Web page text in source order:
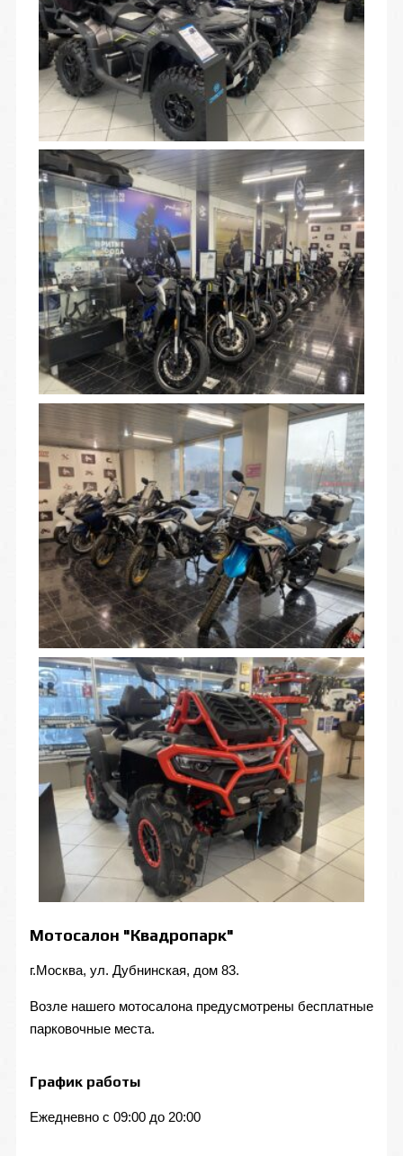
Мотосалон "Квадропарк"
г.Москва, ул. Дубнинская, дом 83.
Возле нашего мотосалона предусмотрены бесплатные
парковочные места.
График работы
Ежедневно с 09:00 до 20:00